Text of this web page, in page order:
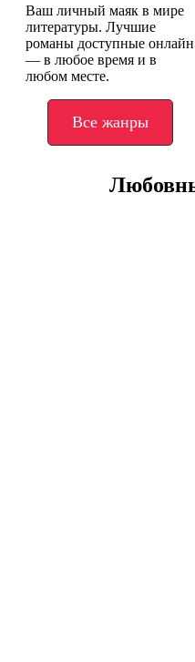
Ваш личный маяк в мире
литературы. Лучшие
романы доступные онлайн
— в любое время и в
любом месте.
Все жанры